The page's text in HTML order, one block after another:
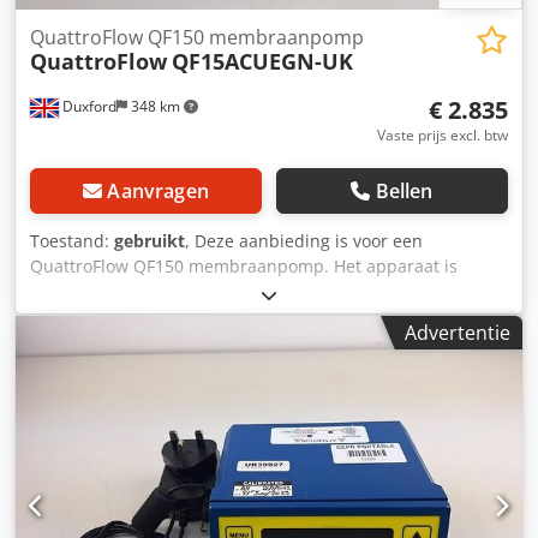
Duxford 348 km
QuattroFlow QF150 membraanpomp
QuattroFlow QF15ACUEGN-UK
€ 2.835
Vaste prijs excl. btw
Aanvragen Bellen
Toestand: gebruikt, Deze aanbieding is voor een
QuattroFlow QF150 membraanpomp. Het apparaat is
volledig operationeel en direct inzetbaar. De Quattroflow
150S is een 4-zuiger membraanpomp, die voornamelijk
wordt gebruikt voor het pompen van vloeistoffen met een
farmaceutische, biotechnologische, voedsel- of
cosmeticaonderzoeks- of productiecentra. Voorbeelden: •
Oplossingen die eiwitten bevatten (albumine, IgG,
stollingsfactoren, monoklonale antilichamen, enzymen,
vaccins) • Oplossingen van polymeren of suspensies
Advertentie